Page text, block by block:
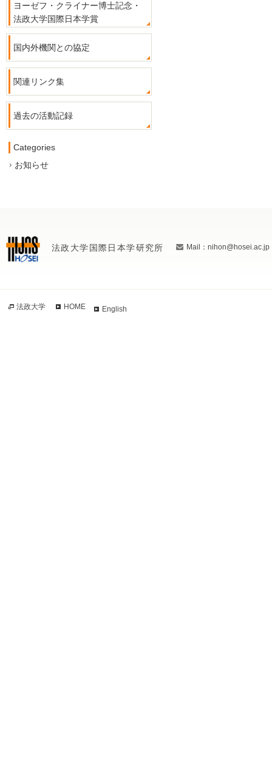
ヨーゼフ・クライナー博士記念・
法政大学国際日本学賞
国内外機関との協定
関連リンク集
過去の活動記録
Categories
お知らせ
法政大学国際日本学研究所 Mail：nihon@hosei.ac.jp
法政大学 HOME English